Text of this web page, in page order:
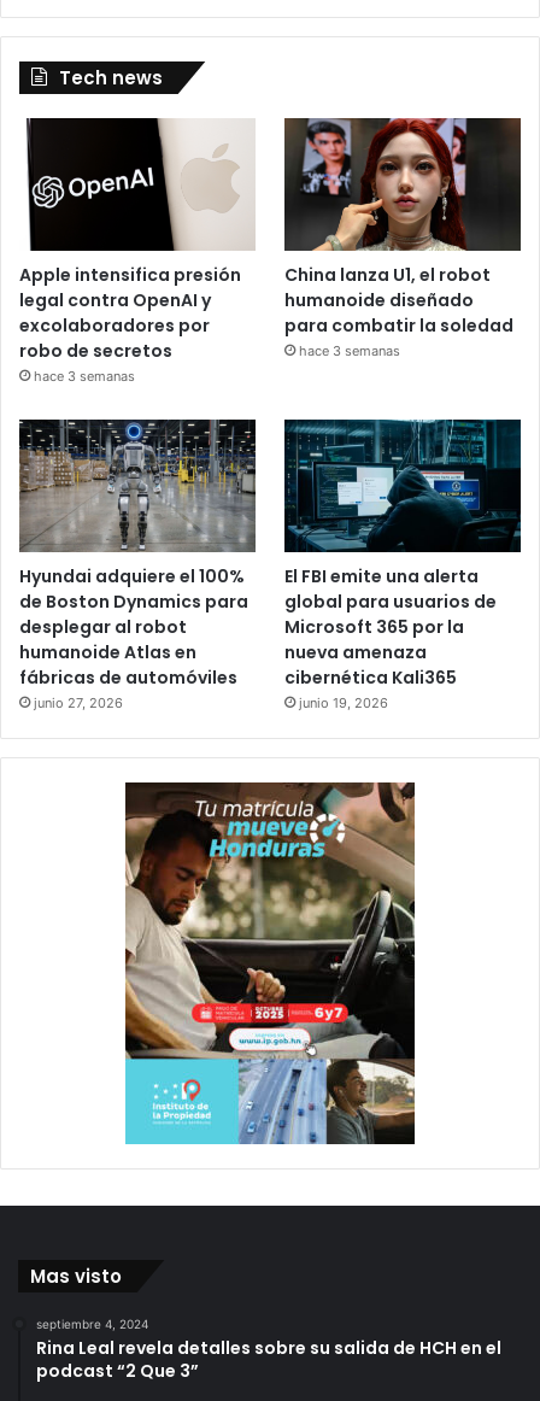
Tech news
Apple intensifica presión
legal contra OpenAI y
excolaboradores por
robo de secretos
hace 3 semanas
China lanza U1, el robot
humanoide diseñado
para combatir la soledad
hace 3 semanas
Hyundai adquiere el 100%
de Boston Dynamics para
desplegar al robot
humanoide Atlas en
fábricas de automóviles
junio 27, 2026
El FBI emite una alerta
global para usuarios de
Microsoft 365 por la
nueva amenaza
cibernética Kali365
junio 19, 2026
Mas visto
septiembre 4, 2024
Rina Leal revela detalles sobre su salida de HCH en el
podcast “2 Que 3”